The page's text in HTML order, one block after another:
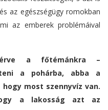
az egészségügy romokban
az emberek problémáival
a főtémánkra –
a pohárba, abba a
most szennyvíz van.
a lakosság azt az